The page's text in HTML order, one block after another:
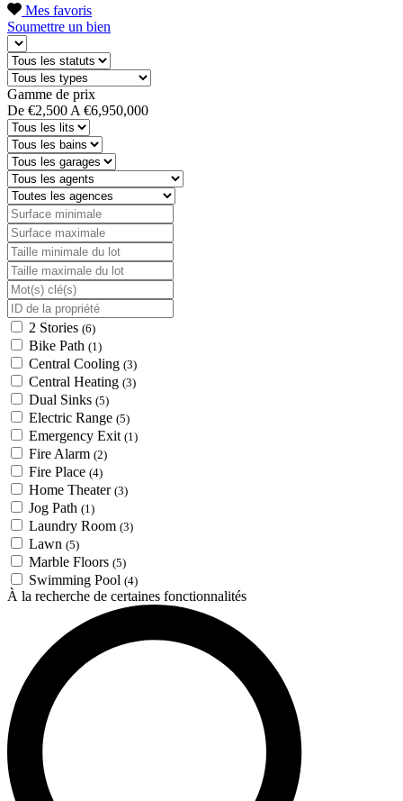
Mes favoris
Soumettre un bien
Gamme de prix
De €2,500 A €6,950,000
2 Stories (6)
Bike Path (1)
Central Cooling (3)
Central Heating (3)
Dual Sinks (5)
Electric Range (5)
Emergency Exit (1)
Fire Alarm (2)
Fire Place (4)
Home Theater (3)
Jog Path (1)
Laundry Room (3)
Lawn (5)
Marble Floors (5)
Swimming Pool (4)
À la recherche de certaines fonctionnalités